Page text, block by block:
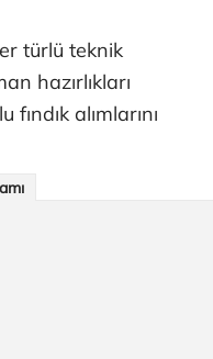
türlü teknik
hazırlıkları
alımlarını